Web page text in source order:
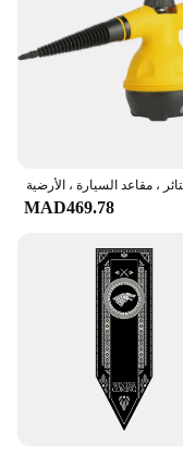
MAD469.78